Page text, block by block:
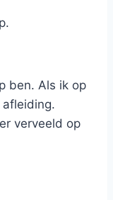
ben. Als ik op
verveeld op